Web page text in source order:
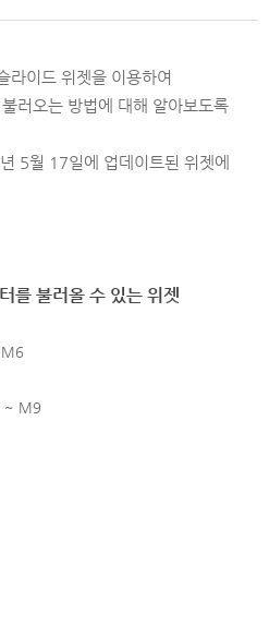
라이드 위젯을 이용하여
러오는 방법에 대해 알아보도록
5월 17일에 업데이트된 위젯에
를 불러올 수 있는 위젯
M6
~ M9